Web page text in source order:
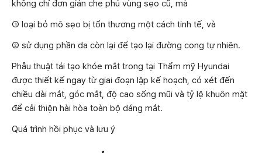
không chỉ đơn giản che phủ vùng sẹo cũ, mà
① loại bỏ mô sẹo bị tổn thương một cách tinh tế, và
② sử dụng phần da còn lại để tạo lại đường cong tự nhiên.
Phẫu thuật tái tạo khóe mắt trong tại Thẩm mỹ Hyundai
được thiết kế ngay từ giai đoạn lập kế hoạch, có xét đến
chiều dài mắt, góc mắt, độ cao sống mũi và tỷ lệ khuôn mặt
để cải thiện hài hòa toàn bộ dáng mắt.
Quá trình hồi phục và lưu ý